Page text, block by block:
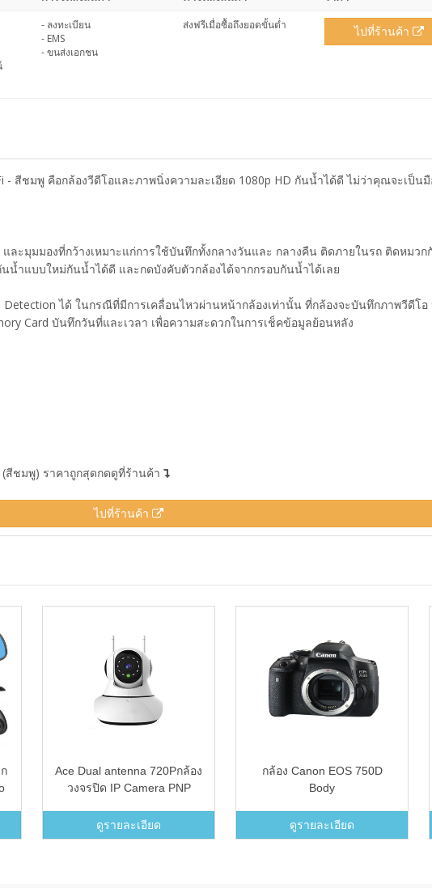
- ลงทะเบียน
- EMS
- ขนส่งเอกชน
ส่งฟรีเมื่อซื้อถึงยอดขั้นต่ำ ไปที่ร้านค้า
- สีชมพู คือกล้องวีดีโอและภาพนิ่งความละเอียด 1080p HD กันน้ำได้ดี ไม่ว่าคุณจะเป็นมื
ละมุมมองที่กว้างเหมาะแก่การใช้บันทึกทั้งกลางวันและ กลางคืน ติดภายในรถ ติดหมว
น้ำแบบใหม่กันน้ำได้ดี และกดบังคับตัวกล้องได้จากกรอบกันน้ำได้เลย
ได้ ในกรณีที่มีการเคลื่อนไหวผ่านหน้ากล้องเท่านั้น ที่กล้องจะบันทึกภาพวีดีโ
Card บันทึกวันที่และเวลา เพื่อความสะดวกในการเช็คข้อมูลย้อนหลัง
(สีชมพู) ราคาถูกสุดกดดูที่ร้านค้า
ไปที่ร้านค้า
Ace Dual antenna 720Pกล้อง
วงจรปิด IP Camera PNP
สีขาว
ดูรายละเอียด
กล้อง Canon EOS 750D
Body
ดูรายละเอียด